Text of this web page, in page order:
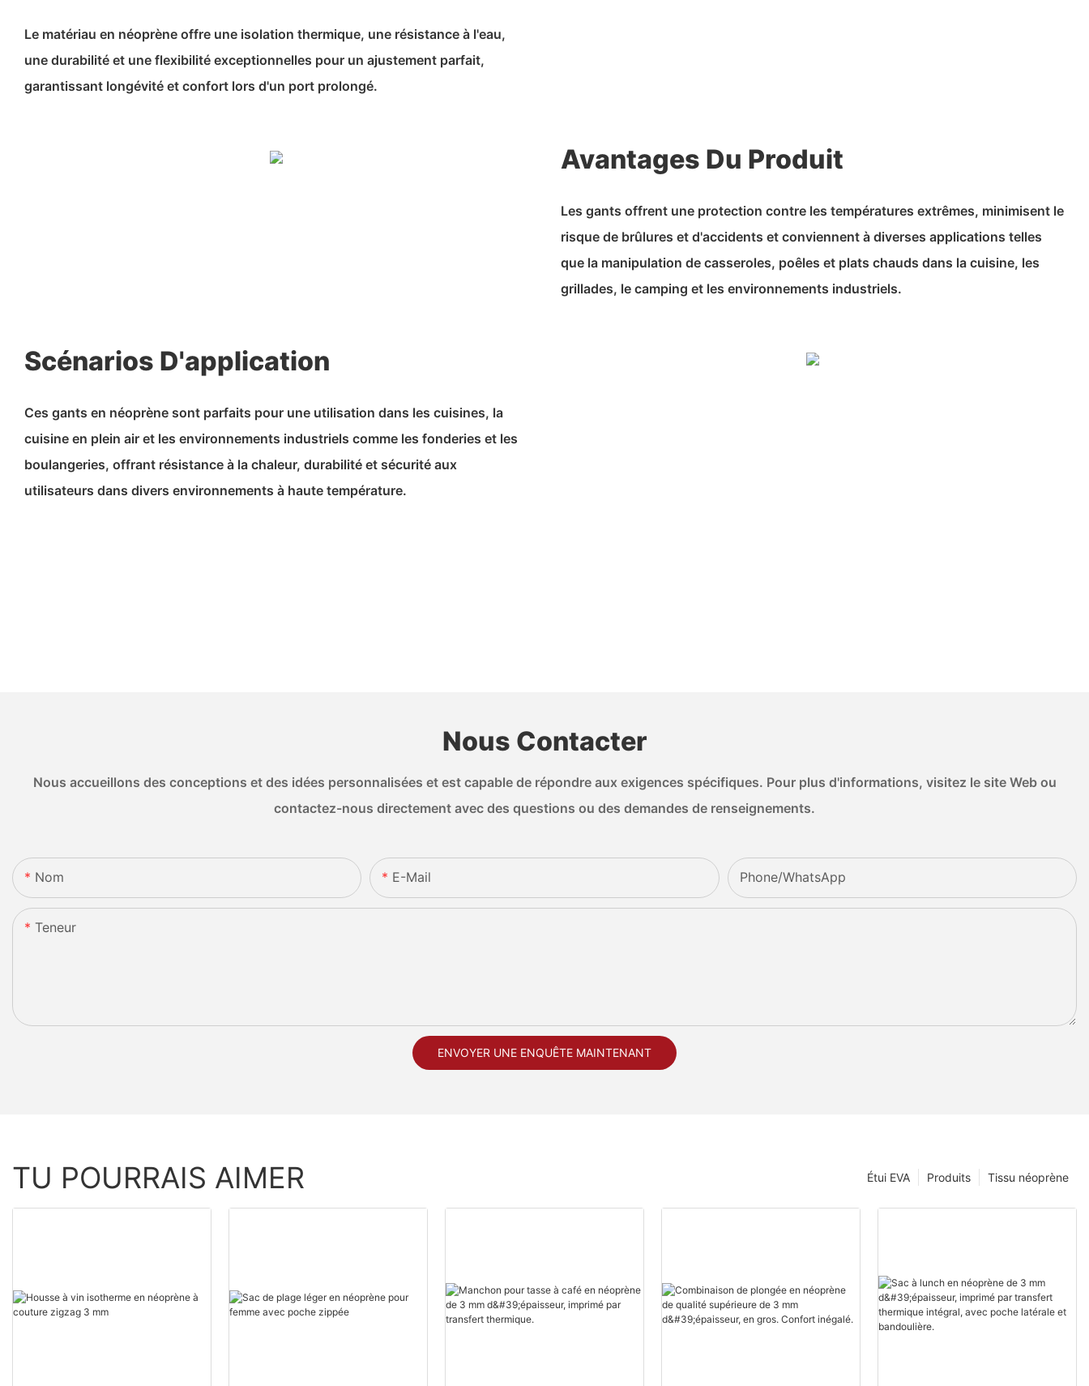
Le matériau en néoprène offre une isolation thermique, une résistance à l'eau,
une durabilité et une flexibilité exceptionnelles pour un ajustement parfait,
garantissant longévité et confort lors d'un port prolongé.
Avantages Du Produit
Les gants offrent une protection contre les températures extrêmes, minimisent le
risque de brûlures et d'accidents et conviennent à diverses applications telles
que la manipulation de casseroles, poêles et plats chauds dans la cuisine, les
grillades, le camping et les environnements industriels.
Scénarios D'application
Ces gants en néoprène sont parfaits pour une utilisation dans les cuisines, la
cuisine en plein air et les environnements industriels comme les fonderies et les
boulangeries, offrant résistance à la chaleur, durabilité et sécurité aux
utilisateurs dans divers environnements à haute température.
Nous Contacter
Nous accueillons des conceptions et des idées personnalisées et est capable de répondre aux exigences spécifiques. Pour plus d'informations, visitez le site Web ou
contactez-nous directement avec des questions ou des demandes de renseignements.
Nom E-Mail Phone/whatsApp
Teneur
ENVOYER UNE ENQUÊTE MAINTENANT
TU POURRAIS AIMER Tissu néoprène
Produits
Étui EVA